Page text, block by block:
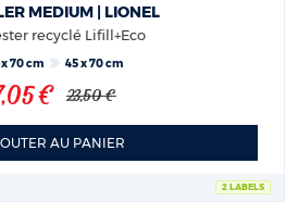
2 LABELS
MEDIUM | LIONEL
recyclé Lifill+Eco
x 70 cm 45 x 70 cm
€ 23,50 €
AU PANIER